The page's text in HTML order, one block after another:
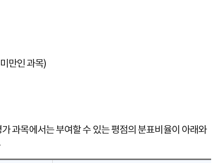
만인 과목)
과목에서는 부여할 수 있는 평점의 분표비율이 아래와